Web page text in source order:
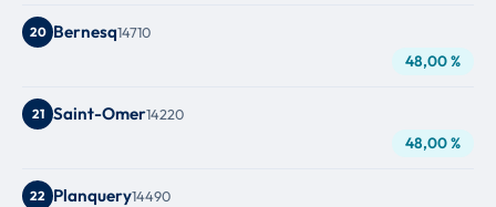
20 Bernesq14710
48,00 %
21 Saint-Omer14220
48,00 %
22 Planquery14490